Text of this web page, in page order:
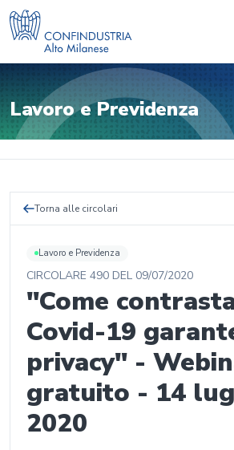
Lavoro e Previdenza
Torna alle circolari
Lavoro e Previdenza
CIRCOLARE 490 DEL 09/07/2020
"Come
Covid-19
privacy" -
gratuito - 14
2020